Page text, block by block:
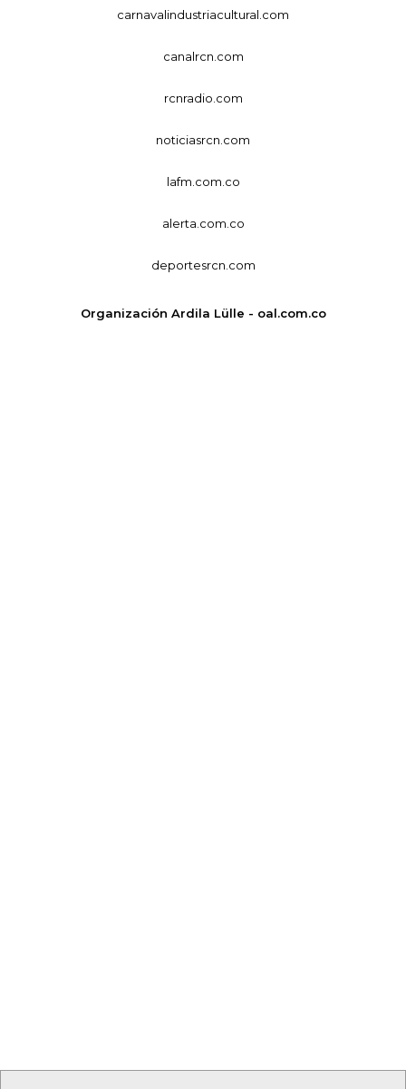
carnavalindustriacultural.com
canalrcn.com
rcnradio.com
noticiasrcn.com
lafm.com.co
alerta.com.co
deportesrcn.com
Organización Ardila Lülle - oal.com.co